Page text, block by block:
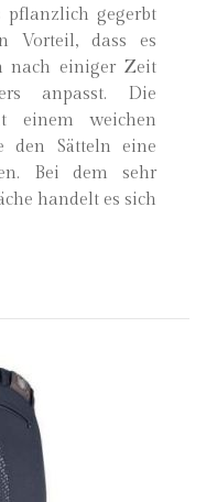
pflanzlich gegerbt
Vorteil, dass es
nach einiger Zeit
anpasst. Die
einem weichen
den Sätteln eine
Bei dem sehr
handelt es sich